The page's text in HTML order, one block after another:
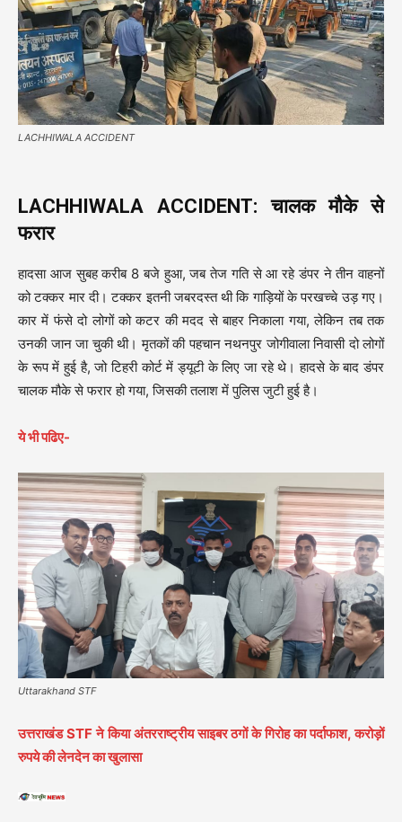
LACHHIWALA ACCIDENT
LACHHIWALA ACCIDENT: चालक मौके से
फरार
हादसा आज सुबह करीब 8 बजे हुआ, जब तेज गति से आ रहे डंपर ने तीन वाहनों
को टक्कर मार दी। टक्कर इतनी जबरदस्त थी कि गाड़ियों के परखच्चे उड़ गए।
कार में फंसे दो लोगों को कटर की मदद से बाहर निकाला गया, लेकिन तब तक
उनकी जान जा चुकी थी। मृतकों की पहचान नथनपुर जोगीवाला निवासी दो लोगों
के रूप में हुई है, जो टिहरी कोर्ट में ड्यूटी के लिए जा रहे थे। हादसे के बाद डंपर
चालक मौके से फरार हो गया, जिसकी तलाश में पुलिस जुटी हुई है।
ये भी पढिए-
Uttarakhand STF
उत्तराखंड STF ने किया अंतरराष्ट्रीय साइबर ठगों के गिरोह का पर्दाफाश, करोड़ों
रुपये की लेनदेन का खुलासा